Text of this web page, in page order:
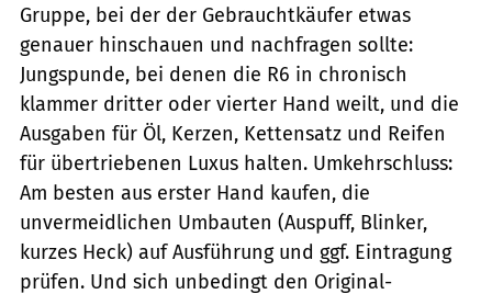
Gruppe, bei der der Gebrauchtkäufer etwas
genauer hinschauen und nachfragen sollte:
Jungspunde, bei denen die R6 in chronisch
klammer dritter oder vierter Hand weilt, und die
Ausgaben für Öl, Kerzen, Kettensatz und Reifen
für übertriebenen Luxus halten. Umkehrschluss:
Am besten aus erster Hand kaufen, die
unvermeidlichen Umbauten (Auspuff, Blinker,
kurzes Heck) auf Ausführung und ggf. Eintragung
prüfen. Und sich unbedingt den Original-